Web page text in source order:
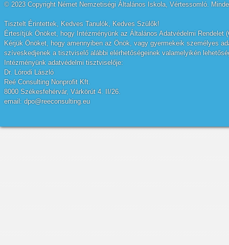
© 2023 Copyright Német Nemzetiségi Általános Iskola, Vértessomló.
Tisztelt Érintettek, Kedves Tanulók, Kedves Szülők!
Értesítjük Önöket, hogy Intézményünk az Általános Adatvédelmi
Kérjük Önöket, hogy amennyiben az Önök, vagy gyermekeik személyes
szíveskedjenek a tisztviselő alábbi elérhetőségeinek valamelyikén
Intézményünk adatvédelmi tisztviselője:
Dr. Lórodi László
Reé Consulting Nonprofit Kft.
8000 Székesfehérvár, Várkörút 4. II/26.
email: dpo@reeconsulting.eu